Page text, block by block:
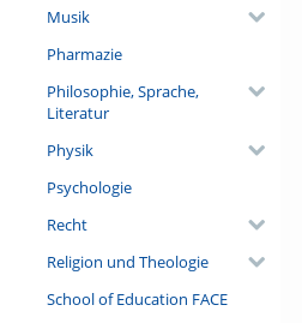
Musik
Pharmazie
Philosophie, Sprache,
Literatur
Physik
Psychologie
Recht
Religion und Theologie
School of Education FACE